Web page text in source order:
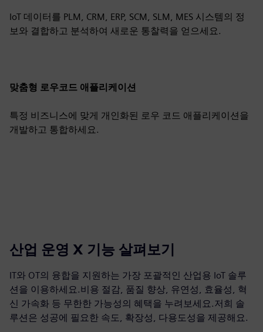
IoT 데이터를 PLM, CRM, ERP, SCM, SLM, MES 시스템의 정
보와 결합하고 분석하여 새로운 통찰력을 얻으세요.
맞춤형 로우코드 애플리케이션
특정 비즈니스에 맞게 개인화된 로우 코드 애플리케이션을
개발하고 통합하세요.
산업 운영 X 기능 살펴보기
IT와 OT의 융합을 지원하는 가장 포괄적인 산업용 IoT 솔루
션을 이용하세요.비용 절감, 품질 향상, 유연성, 효율성, 혁
신 가속화 등 무한한 가능성의 혜택을 누려보세요.저희 솔
루션은 성공에 필요한 속도, 확장성, 다용도성을 제공해요.